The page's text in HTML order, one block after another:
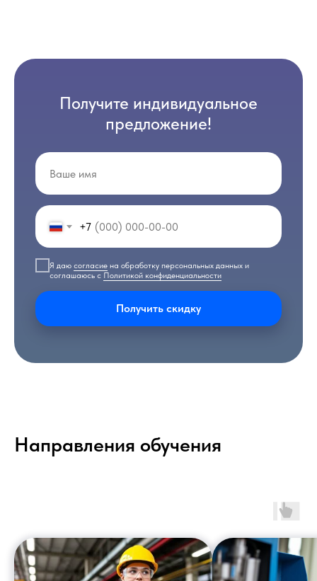
Получите индивидуальное
предложение!
+7
Я даю согласие на обработку персональных данных и
соглашаюсь с Политикой конфиденциальности
Получить скидку
Направления обучения